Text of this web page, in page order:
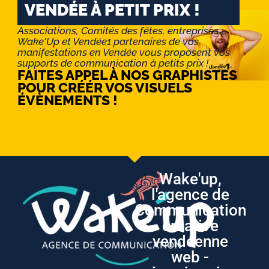
VENDÉE À PETIT PRIX !
Associations, Comités des fêtes, entreprises :
Wake'Up et Vendée1 partenaires de vos
manifestations en Vendée vous proposent vos
supports de communication à petits prix !
FAITES APPEL À NOS GRAPHISTES
POUR CRÉÉR VOS VISUELS
ÉVÈNEMENTS !
Wake'up,
l'agence de
Communication
créative
vendéenne
web -